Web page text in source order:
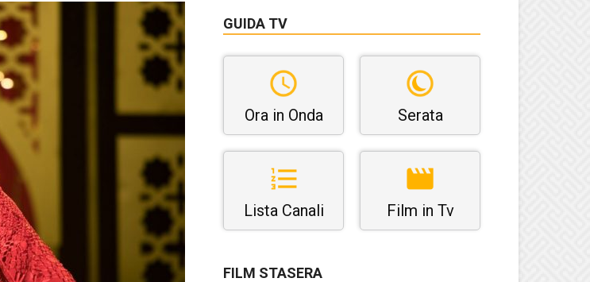
GUIDA TV
Ora in Onda Serata
Lista Canali Film in Tv
FILM STASERA